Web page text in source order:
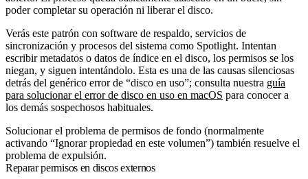
poder completar su operación ni liberar el disco.
Verás este patrón con software de respaldo, servicios de
sincronización y procesos del sistema como Spotlight. Intentan
escribir metadatos o datos de índice en el disco, los permisos se los
niegan, y siguen intentándolo. Esta es una de las causas silenciosas
detrás del genérico error de “disco en uso”; consulta nuestra guía
para solucionar el error de disco en uso en macOS para conocer a
los demás sospechosos habituales.
Solucionar el problema de permisos de fondo (normalmente
activando “Ignorar propiedad en este volumen”) también resuelve el
problema de expulsión.
Reparar permisos en discos externos